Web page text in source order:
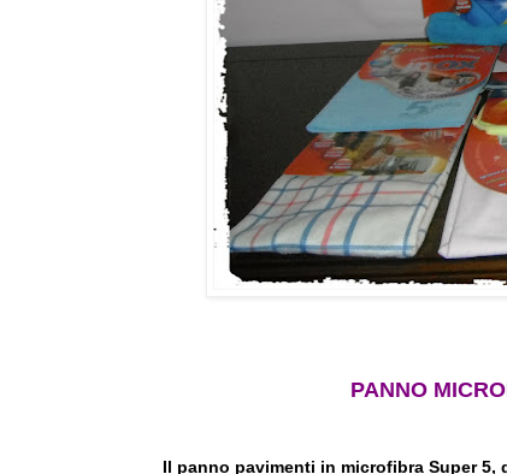
PANNO
Il panno pavimenti in microfibra Super 5,